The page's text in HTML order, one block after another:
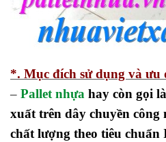
*. Mục đích sử dụng và ưu
– Pallet nhựa hay còn gọi
xuất trên dây chuyền công
chất lượng theo tiêu chuẩn